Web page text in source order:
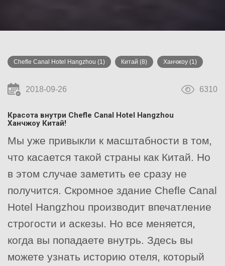
Chefle Canal Hotel Hangzhou (1) Китай (8) Ханчжоу (1)
2018-09-26 6310
Красота внутри Chefle Canal Hotel Hangzhou
Ханчжоу Китай!
Мы уже привыкли к масштабности в том,
что касается такой страны как Китай. Но
в этом случае заметить ее сразу не
получится. Скромное здание Chefle Canal
Hotel Hangzhou производит впечатление
строгости и аскезы. Но все меняется,
когда вы попадаете внутрь. Здесь вы
можете узнать историю отеля, который